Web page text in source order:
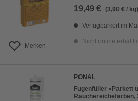
Merken
19,49 € (3,90 € / kg)
Verfügbarkeit im
Nicht online
PONAL
Fugenfüller »Parkett
Räuchereichefarben,